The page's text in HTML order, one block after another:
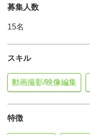
募集人数
15名
スキル
動画撮影/映像編集
特徴